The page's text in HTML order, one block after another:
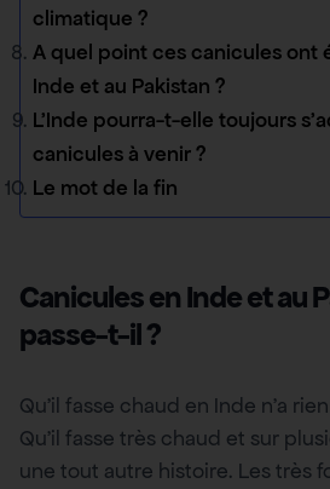
climatique ?
A quel point ces canicules ont
Inde et au Pakistan ?
L’Inde pourra-t-elle toujours
canicules à venir ?
Le mot de la fin
Canicules en Inde et au
passe-t-il ?
Qu’il fasse chaud en Inde n’a
Qu’il fasse très chaud et sur
une tout autre histoire. Les très